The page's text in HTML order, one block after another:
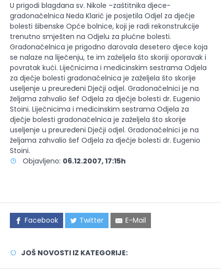
U prigodi blagdana sv. Nikole –zaštitnika djece-
gradonačelnica Neda Klarić je posjetila Odjel za dječje
bolesti šibenske Opće bolnice, koji je radi rekonstrukcije
trenutno smješten na Odjelu za plućne bolesti.
Gradonačelnica je prigodno darovala desetero djece koja
se nalaze na liječenju, te im zaželjela što skoriji oporavak i
povratak kući. Liječnicima i medicinskim sestrama Odjela
za dječje bolesti gradonačelnica je zaželjela što skorije
useljenje u preuređeni Dječji odjel. Gradonačelnici je na
željama zahvalio šef Odjela za dječje bolesti dr. Eugenio
Stoini. Liječnicima i medicinskim sestrama Odjela za
dječje bolesti gradonačelnica je zaželjela što skorije
useljenje u preuređeni Dječji odjel. Gradonačelnici je na
željama zahvalio šef Odjela za dječje bolesti dr. Eugenio
Stoini.
Objavljeno: 06.12.2007, 17:15h
Facebook Twitter E-Mail
JOŠ NOVOSTI IZ KATEGORIJE: